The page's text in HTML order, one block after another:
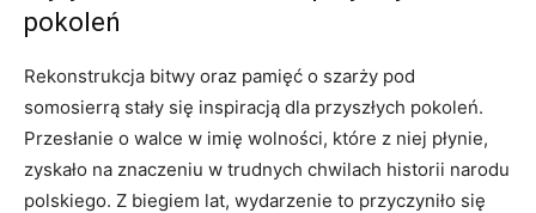
pokoleń
Rekonstrukcja bitwy oraz pamięć o‍ szarży pod
somosierrą stały się inspiracją dla przyszłych pokoleń.
Przesłanie o walce ⁢w imię wolności, ​które z niej płynie,
zyskało na znaczeniu‍ w trudnych ​chwilach historii narodu
polskiego. Z biegiem lat, wydarzenie to przyczyniło ⁣się